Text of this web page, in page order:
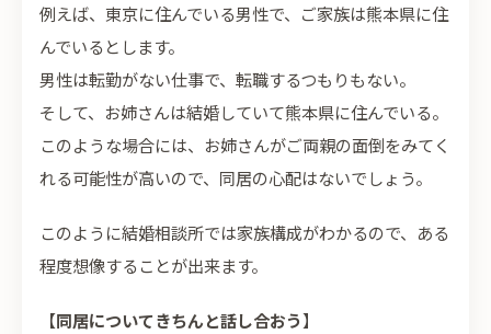
例えば、東京に住んでいる男性で、ご家族は熊本県に住
んでいるとします。
男性は転勤がない仕事で、転職するつもりもない。
そして、お姉さんは結婚していて熊本県に住んでいる。
このような場合には、お姉さんがご両親の面倒をみてく
れる可能性が高いので、同居の心配はないでしょう。
このように結婚相談所では家族構成がわかるので、ある
程度想像することが出来ます。
【同居についてきちんと話し合おう】